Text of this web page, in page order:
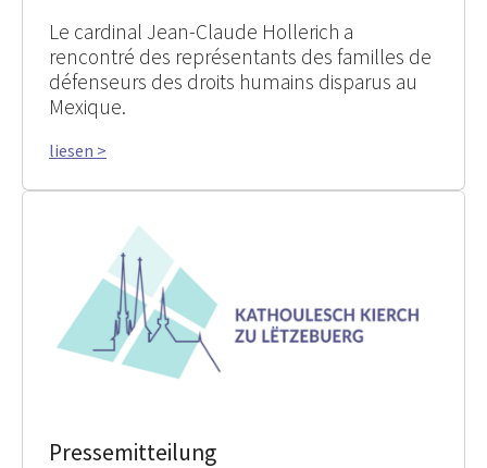
Le cardinal Jean-Claude Hollerich a
rencontré des représentants des familles de
défenseurs des droits humains disparus au
Mexique.
liesen >
Pressemitteilung